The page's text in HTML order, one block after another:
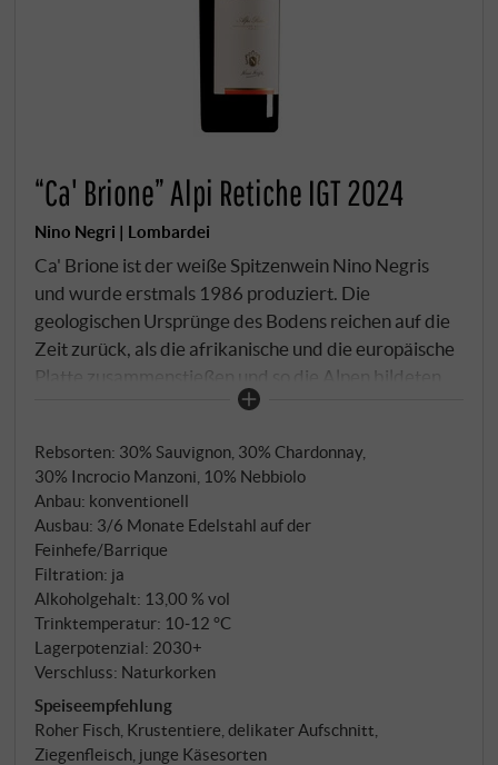
“Ca' Brione” Alpi Retiche IGT 2024
Nino Negri | Lombardei
Ca' Brione ist der weiße Spitzenwein Nino Negris
und wurde erstmals 1986 produziert. Die
geologischen Ursprünge des Bodens reichen auf die
Zeit zurück, als die afrikanische und die europäische
Platte zusammenstießen und so die Alpen bildeten.
Die Gesteinsvielfalt, die dadurch entstanden ist,
Gelb mit grünlichen Reflexen. Balsamisches,
elegantes, leicht reduktives Bouquet mit Anklängen
von Apfel, Birne und Gewürzen, zarte Nuancen von
Erdbeeren und Mandelblüten. Tief und reich im
Geschmack, dabei frisch und harmonisch, im langen
Finale ein eleganter, sehr angenehmer Bitterton und
eine frische Säure gepaart mit Mineralität. Nicht nur
für uns ist Ca' Brione einer der größten Weißweine
Italiens! SUPERIORE.DE
Rebsorten: 30% Sauvignon, 30% Chardonnay,
30% Incrocio Manzoni, 10% Nebbiolo
Anbau: konventionell
Ausbau: 3/6 Monate Edelstahl auf der
Feinhefe/Barrique
Filtration: ja
Alkoholgehalt: 13,00 % vol
Trinktemperatur: 10‑12 °C
Lagerpotenzial: 2030+
Verschluss: Naturkorken
Speiseempfehlung
Roher Fisch, Krustentiere, delikater Aufschnitt,
Ziegenfleisch, junge Käsesorten